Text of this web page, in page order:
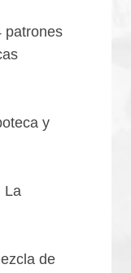
patrones
y
La
de